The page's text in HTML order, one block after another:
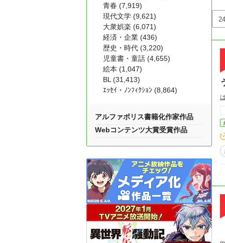
青春 (7,919)
現代文学 (9,621)
大衆娯楽 (6,071)
経済・企業 (436)
歴史・時代 (3,220)
児童書・童話 (4,655)
絵本 (1,047)
BL (31,413)
ｴｯｾｲ・ﾉﾝﾌｨｸｼｮﾝ (8,864)
アルファポリス書籍化作家作品
Webコンテンツ大賞受賞作品